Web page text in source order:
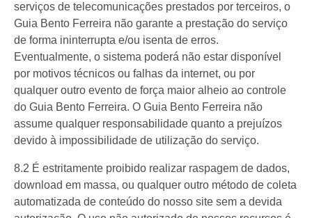
serviços de telecomunicações prestados por terceiros, o
Guia Bento Ferreira não garante a prestação do serviço
de forma ininterrupta e/ou isenta de erros.
Eventualmente, o sistema poderá não estar disponível
por motivos técnicos ou falhas da internet, ou por
qualquer outro evento de força maior alheio ao controle
do Guia Bento Ferreira. O Guia Bento Ferreira não
assume qualquer responsabilidade quanto a prejuízos
devido à impossibilidade de utilização do serviço.
8.2 É estritamente proibido realizar raspagem de dados,
download em massa, ou qualquer outro método de coleta
automatizada de conteúdo do nosso site sem a devida